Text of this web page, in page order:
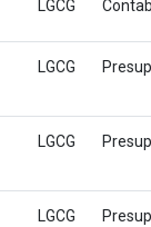
LGCG
LGCG
LGCG
LGCG